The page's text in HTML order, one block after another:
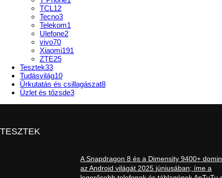
TCL12
Tecno3
Telekom1
Ulefone2
vivo70
Xiaomi191
ZTE25
Tesztek33
Tudásvilág10
Űrkutatás és csillagászat8
Üzlet és tőzsde3
TESZTEK
A Snapdragon 8 és a Dimensity 9400+
az Android világát 2025 júniusában; íme a